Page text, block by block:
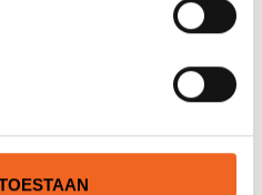
DAGGER CONTOUR ERGO